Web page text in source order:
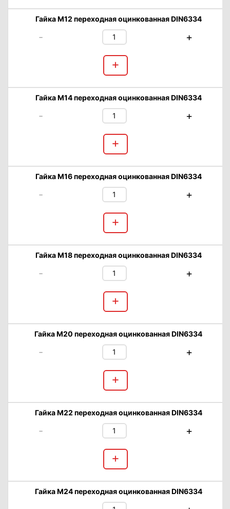
Гайка М12 переходная оцинкованная DIN6334
- +
+
Гайка М14 переходная оцинкованная DIN6334
- +
+
Гайка М16 переходная оцинкованная DIN6334
- +
+
Гайка М18 переходная оцинкованная DIN6334
- +
+
Гайка М20 переходная оцинкованная DIN6334
- +
+
Гайка М22 переходная оцинкованная DIN6334
- +
+
Гайка М24 переходная оцинкованная DIN6334